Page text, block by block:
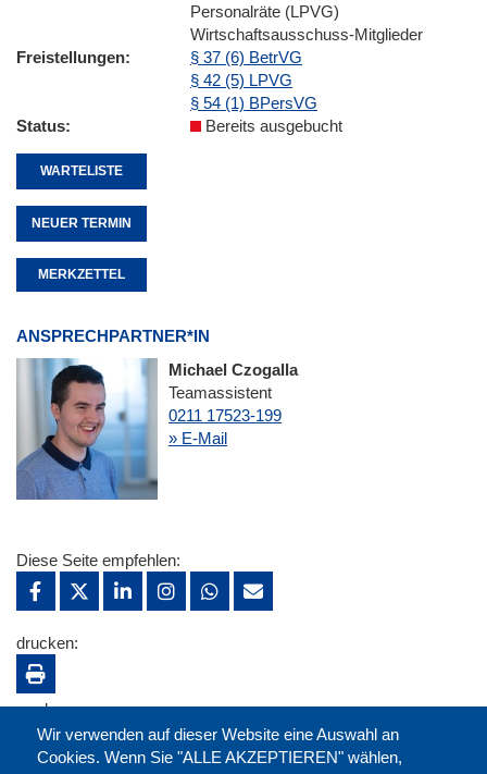
Personalräte (LPVG)
Wirtschaftsausschuss-Mitglieder
Freistellungen
§ 37 (6) BetrVG
§ 42 (5) LPVG
§ 54 (1) BPersVG
Status
Bereits ausgebucht
WARTELISTE
NEUER TERMIN
MERKZETTEL
ANSPRECHPARTNER*IN
Michael Czogalla
Teamassistent
0211 17523-199
» E-Mail
Wir verwenden auf dieser Website eine Auswahl an
Cookies. Wenn Sie "ALLE AKZEPTIEREN" wählen,
Diese Seite empfehlen:
drucken:
merken: